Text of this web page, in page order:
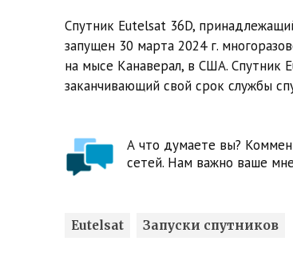
Спутник Eutelsat 36D,
запущен 30 марта 2024 г.
на мысе Канаверал, в США. Спутник
заканчивающий свой срок службы
А что думаете вы?
сетей. Нам важно ваше
Eutelsat Запуски спутников